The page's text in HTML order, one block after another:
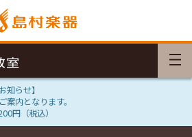
知らせ】
内となります。
円（税込）